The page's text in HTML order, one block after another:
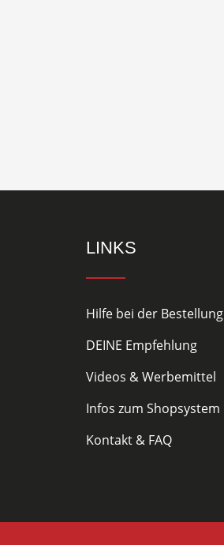
LINKS
Hilfe bei der Bestellung
DEINE Empfehlung
Videos & Werbemittel
Infos zum Shopsystem
Kontakt & FAQ